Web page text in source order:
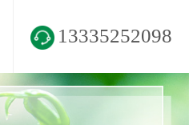
13335252098